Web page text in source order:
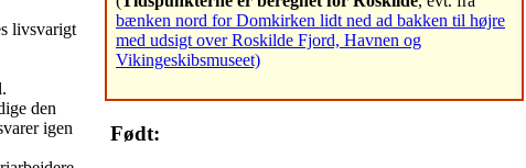
livsvarigt
den
igen
bænken nord for Domkirken lidt ned ad bakken til højre
med udsigt over Roskilde Fjord, Havnen og
Vikingeskibsmuseet)
Født: